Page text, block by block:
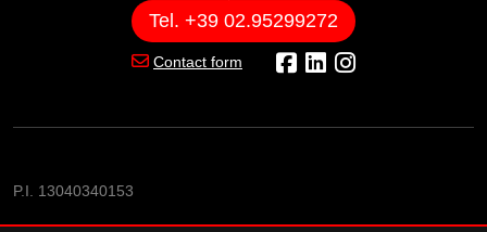
Tel. +39 02.95299272
Contact form
P.I. 13040340153